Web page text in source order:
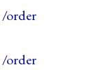
/order
/order